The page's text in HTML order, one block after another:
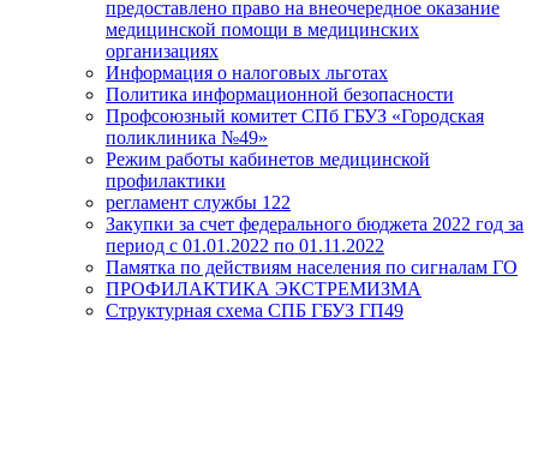
предоставлено право на внеочередное оказание
медицинской помощи в медицинских
организациях
Информация о налоговых льготах
Политика информационной безопасности
Профсоюзный комитет СПб ГБУЗ «Городская
поликлиника №49»
Режим работы кабинетов медицинской
профилактики
регламент службы 122
Закупки за счет федерального бюджета 2022 год за
период с 01.01.2022 по 01.11.2022
Памятка по действиям населения по сигналам ГО
ПРОФИЛАКТИКА ЭКСТРЕМИЗМА
Структурная схема СПБ ГБУЗ ГП49